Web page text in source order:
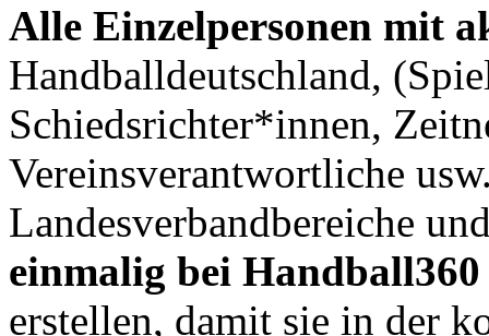
Alle Einzelpersonen mit
Handballdeutschland,
Schiedsrichter*innen,
Vereinsverantwortliche
Landesverbandbereiche
einmalig bei
erstellen, damit sie in der